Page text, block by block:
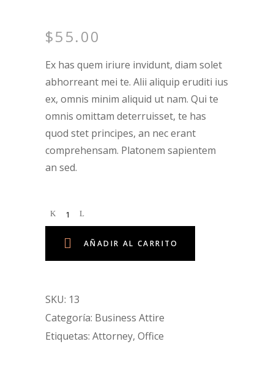
$55.00
Ex has quem iriure invidunt, diam solet
abhorreant mei te. Alii aliquip eruditi ius
ex, omnis minim aliquid ut nam. Qui te
omnis omittam deterruisset, te has
quod stet principes, an nec erant
comprehensam. Platonem sapientem
an sed.
AÑADIR AL CARRITO
SKU: 13
Categoría: Business Attire
Etiquetas: Attorney, Office